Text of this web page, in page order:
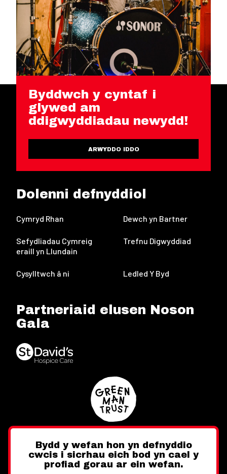
Byddwch y cyntaf i
glywed am
ddigwyddiadau newydd!
ARWYDDO IDDO
Dolenni defnyddiol
Cymryd Rhan Dewch yn Bartner
Sefydliadau Cymreig
eraill yn Llundain
Trefnu Digwyddiad
Cysylltwch â ni Ledled Y Byd
Partneriaid elusen Noson
Gala
Twitter FacebookInstagram
Bydd y wefan hon yn defnyddio
cwcis i sicrhau eich bod yn cael y
profiad gorau ar ein wefan.